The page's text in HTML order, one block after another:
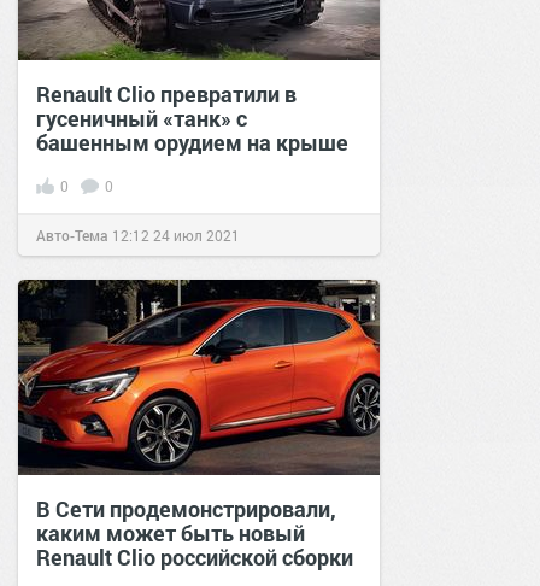
Renault Clio превратили в
гусеничный «танк» с
башенным орудием на крыше
0 0
Авто-Тема 12:12 24 июл 2021
В Сети продемонстрировали,
каким может быть новый
Renault Clio российской сборки